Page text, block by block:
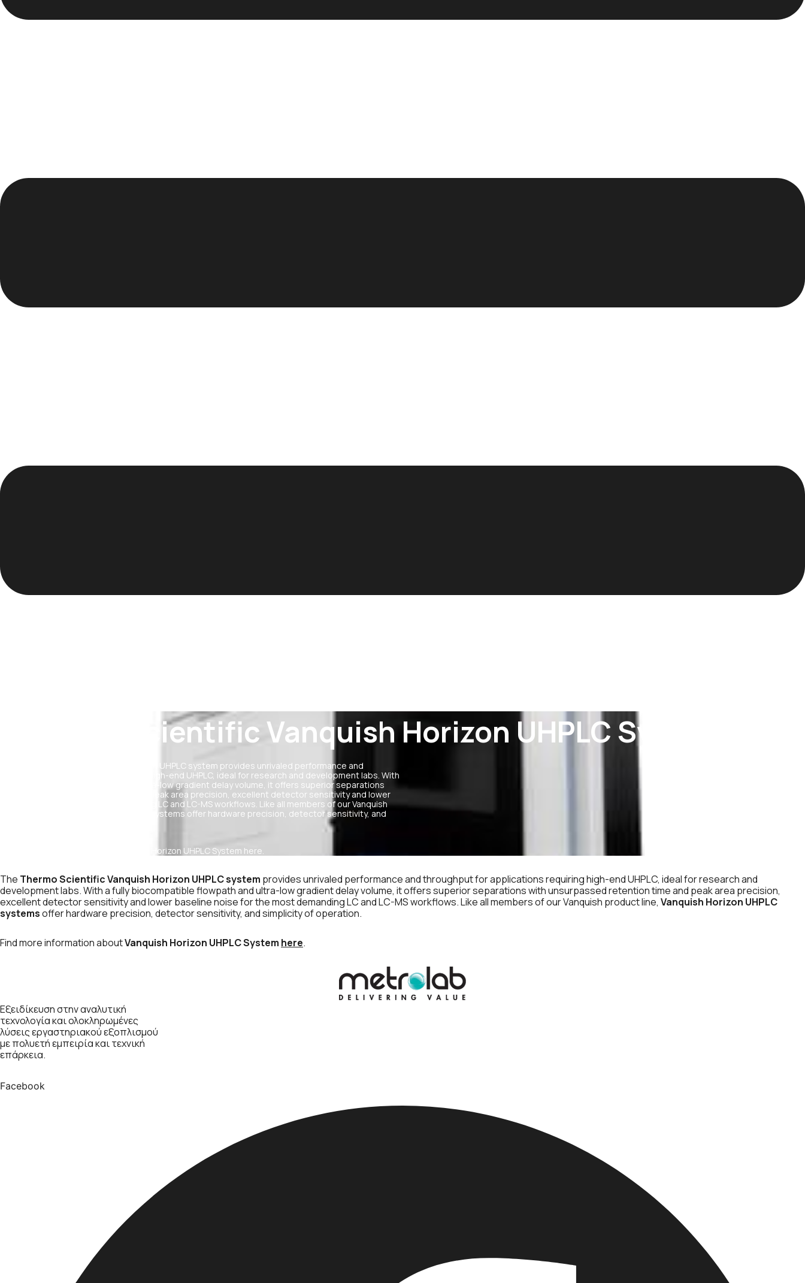
THERMO Scientific Vanquish Horizon UHPLC System
The Thermo Scientific Vanquish Horizon UHPLC system provides unrivaled performance and
throughput for applications requiring high-end UHPLC, ideal for research and development labs. With
a fully biocompatible flowpath and ultra-low gradient delay volume, it offers superior separations
with unsurpassed retention time and peak area precision, excellent detector sensitivity and lower
baseline noise for the most demanding LC and LC-MS workflows. Like all members of our Vanquish
product line, Vanquish Horizon UHPLC systems offer hardware precision, detector sensitivity, and
Find more information about Vanquish Horizon UHPLC System here.
The Thermo Scientific Vanquish Horizon UHPLC system provides unrivaled performance and throughput for applications requiring high-end UHPLC, ideal for research and
development labs. With a fully biocompatible flowpath and ultra-low gradient delay volume, it offers superior separations with unsurpassed retention time and peak area precision,
excellent detector sensitivity and lower baseline noise for the most demanding LC and LC-MS workflows. Like all members of our Vanquish product line, Vanquish Horizon UHPLC
systemsoffer hardware precision, detector sensitivity, and simplicity of operation.
Find more information aboutVanquish Horizon UHPLC System here.
Εξειδίκευση στην αναλυτική
τεχνολογία και ολοκληρωμένες
λύσεις εργαστηριακού εξοπλισμού
με πολυετή εμπειρία και τεχνική
επάρκεια.
Facebook